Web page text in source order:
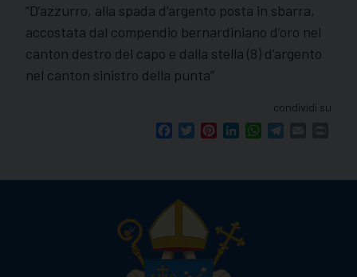
“D’azzurro, alla spada d’argento posta in sbarra,
accostata dal compendio bernardiniano d’oro nel
canton destro del capo e dalla stella (8) d’argento
nel canton sinistro della punta”
condividi su
FacebookTwitterPinterestLinkedInWhatsApp